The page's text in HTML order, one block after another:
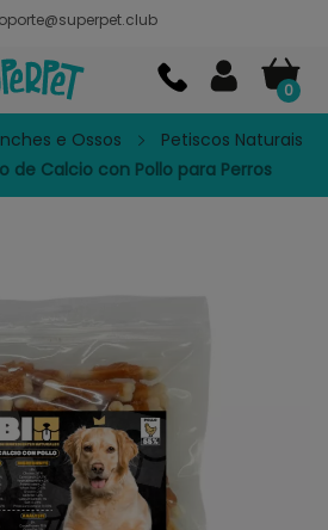
0
e Ossos
Petiscos Naturais
de Calcio con Pollo para Perros
para mascotas
En Google Play